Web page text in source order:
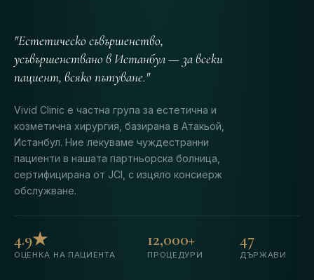
"Естетическо съвършенство,
усъвършенствано в Истанбул — за всеки
пациент, всяко пътуване."
Vivid Clinic е частна група за естетична и
козметична хирургия, базирана в Атакьой,
Истанбул. Ние лекуваме чуждестранни
пациенти в нашата партньорска болница,
сертифицирана от JCI, с изцяло консиерж
обслужване.
4.9★
ОЦЕНКА НА ПАЦИЕНТА
12,000+
ПРОЦЕДУРИ
47
ДЪРЖАВИ